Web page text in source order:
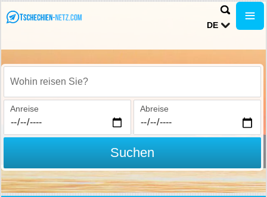
DE
Wohin reisen Sie?
Anreise Abreise
Suchen